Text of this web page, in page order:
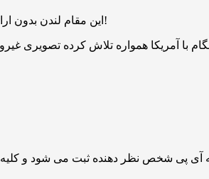
این مقام لندن بدون ارائه هرگونه سند و مدرکی مدعی شد که با توجه به فعالیت‌های تهاجمی، تهران را در معرض سطح بالایی از نظارت قرار می‌دهد!
آی پی شخص نظر دهنده ثبت می شود و کلیه